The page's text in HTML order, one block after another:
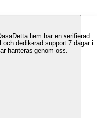
Detta hem har en verifierad
dedikerad support 7 dagar i
hanteras genom oss.